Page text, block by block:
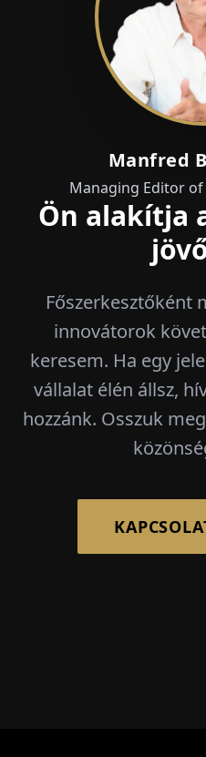
Manfred
Managing Editor
Ön alakítja
Főszerkesztőként
innovátorok
keresem. Ha egy
vállalat élén állsz,
hozzánk. Osszuk